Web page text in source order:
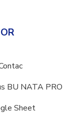
BU NATA PRO
Sheet